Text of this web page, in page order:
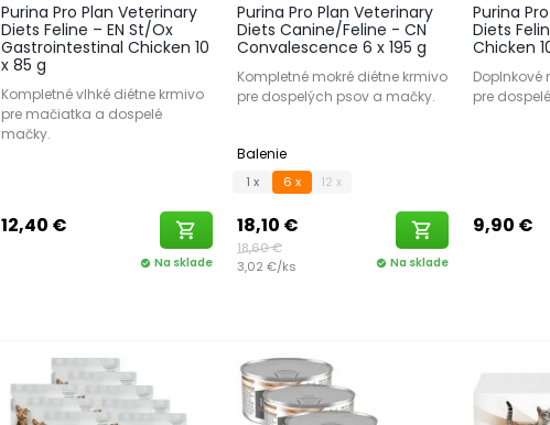
Purina Pro Plan Veterinary
Diets Feline – EN St/Ox
Gastrointestinal Chicken 10
x 85 g
Kompletné vlhké diétne krmivo
pre mačiatka a dospelé
mačky.
12,40 € shopping_cart
check_circle Na sklade
Purina Pro Plan Veterinary
Diets Canine/Feline - CN
Convalescence 6 x 195 g
Kompletné mokré diétne krmivo
pre dospelých psov a mačky.
Balenie
1 x 6 x 12 x
18,10 €
18,60 €
shopping_cart
3,02 €/ks check_circle Na sklade
Purina
Diets
Chicken
Doplnkové
pre
9,90 €